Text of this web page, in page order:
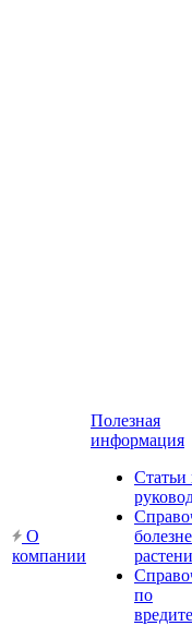
О
компании
Полезная
информация
Статьи
по